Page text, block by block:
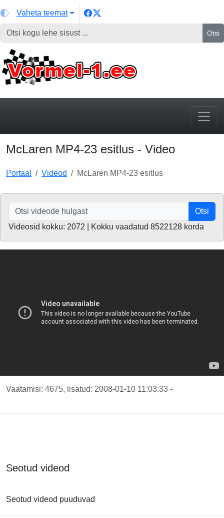
Vaheta teemat
Otsi
McLaren MP4-23 esitlus - Video
Portaal Videod McLaren MP4-23 esitlus
Otsi
Videosid kokku: 2072 | Kokku vaadatud 8522128 korda
Vaatamisi: 4675, lisatud: 2008-01-10 11:03:33 -
Seotud videod
Seotud videod puuduvad